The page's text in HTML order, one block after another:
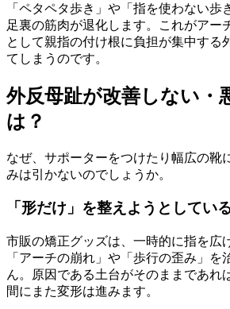
「ペタペタ歩き」や「指を使わない歩
足裏の筋肉が退化します。これがアー
として親指の付け根に負担が集中する
てしまうのです。
外反母趾が改善しない・
は？
なぜ、サポーターをつけたり幅広の靴
みは引かないのでしょうか。
「形だけ」を整えようとしてい
市販の矯正グッズは、一時的に指を広
「アーチの崩れ」や「歩行の歪み」を
ん。原因である土台がそのままであれ
間にまた変形は進みます。